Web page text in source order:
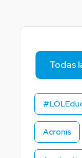
Todas
Acronis